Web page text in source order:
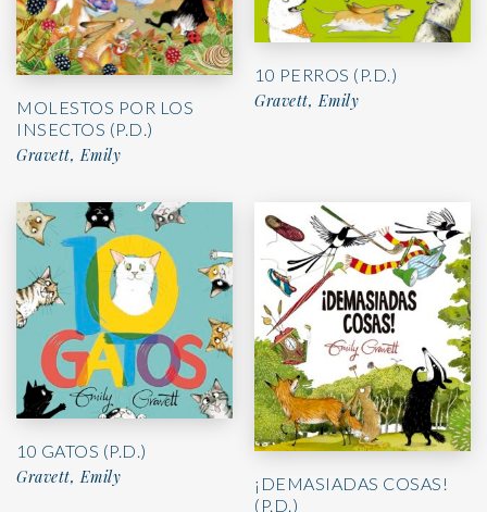
MOLESTOS POR LOS
INSECTOS (P.D.)
Gravett, Emily
10 PERROS (P.D.)
Gravett, Emily
10 GATOS (P.D.)
Gravett, Emily
¡DEMASIADAS COSAS!
(P.D.)